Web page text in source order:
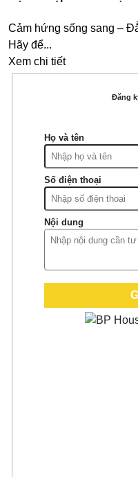
Cảm hứng sống sang –
Hãy để...
Xem chi tiết
Đăng
Họ và tên
Số điện thoại
Nội dung